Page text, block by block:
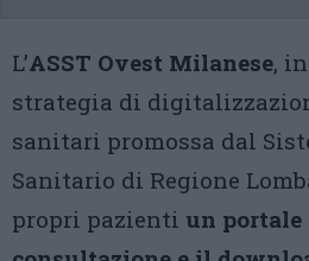
L’ASST Ovest Milanese,
strategia di
sanitari promossa dal
Sanitario di Regione
propri pazienti un